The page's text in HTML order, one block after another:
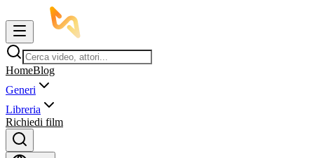
HomeBlog
Generi
Libreria
Richiedi film